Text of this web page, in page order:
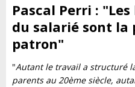
Pascal Perri :
du salarié sont la
patron"
"Autant le travail a structuré
parents au 20ème siècle,